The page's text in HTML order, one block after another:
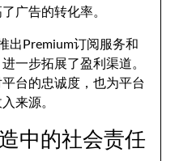
广告的转化率。
出Premium订阅服务和
一步拓展了盈利渠道。
台的忠诚度，也为平台
来源。
中的社会责任